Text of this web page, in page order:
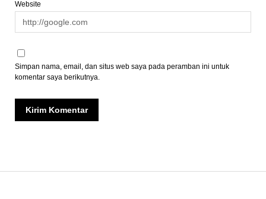
Website
Simpan nama, email, dan situs web saya pada peramban ini untuk
komentar saya berikutnya.